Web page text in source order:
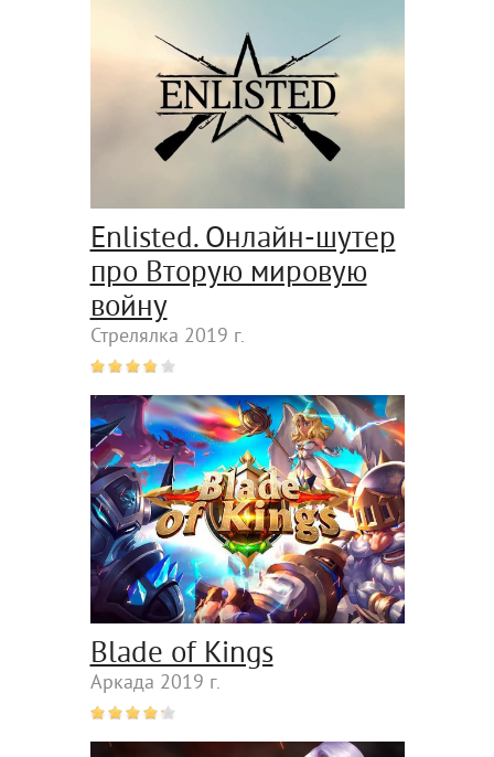
Enlisted. Онлайн-шутер
про Вторую мировую
войну
Стрелялка 2019 г.
Blade of Kings
Аркада 2019 г.